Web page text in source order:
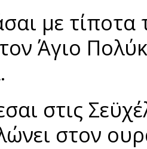
με τίποτα
Άγιο
στις
στον